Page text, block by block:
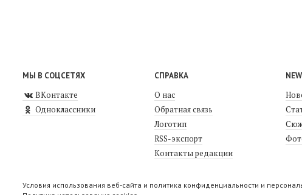
МЫ В СОЦСЕТЯХ
ВКонтакте
Одноклассники
СПРАВКА
О нас
Обратная связь
Логотип
RSS-экспорт
Контакты редакции
Условия использования веб-сайта и политика конфиденциальности и